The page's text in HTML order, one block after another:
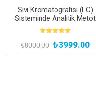
Sıvı Kromatografisi (LC)
Sisteminde Analitik Metot
Geliştirme Eğitimi (Kayıttan
Hemen İzle)
₺8000.00 ₺3999.00